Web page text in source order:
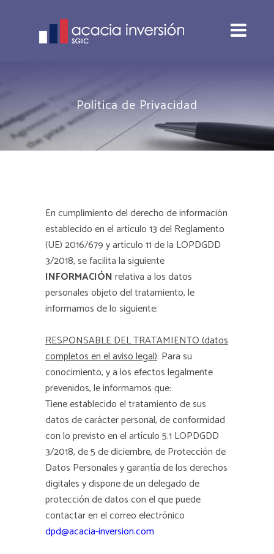
Política de Privacidad
En cumplimiento del derecho de información
establecido en el artículo 13 del Reglamento
(UE) 2016/679 y artículo 11 de la LOPDGDD
3/2018, se facilita la siguiente
INFORMACIÓNrelativa a los datos
personales objeto del tratamiento, le
informamos de lo siguiente:
RESPONSABLE DEL TRATAMIENTO (datos
completos en el aviso legal): Para su
conocimiento, y a los efectos legalmente
prevenidos, le informamos que:
Tiene establecido el tratamiento de sus
datos de carácter personal, de conformidad
con lo previsto en el artículo 5.1 LOPDGDD
3/2018, de 5 de diciembre, de Protección de
Datos Personales y garantía de los derechos
digitales y dispone de un delegado de
protección de datos con el que puede
contactar en el correo electrónico
dpd@acacia-inversion.com